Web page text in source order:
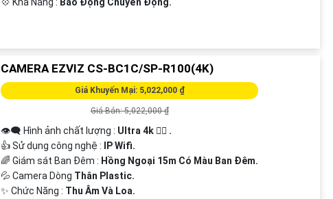
CAMERA EZVIZ CS-BC1C/SP-R100(4K)
Giá Khuyến Mại: 5,022,000 ₫
Giá Bán: 5,022,000 ₫
👁️‍🗨 Hình ảnh chất lượng : Ultra 4k 👍🏾 .
👍 Sử dụng công nghệ :
IP Wifi.
🌈 Giám sát Ban Đêm : Hồng Ngoại 15m Có Màu Ban Ðêm.
💦 Camera Dòng Thân Plastic.
️✨ Chức Năng : Thu Âm Và Loa.